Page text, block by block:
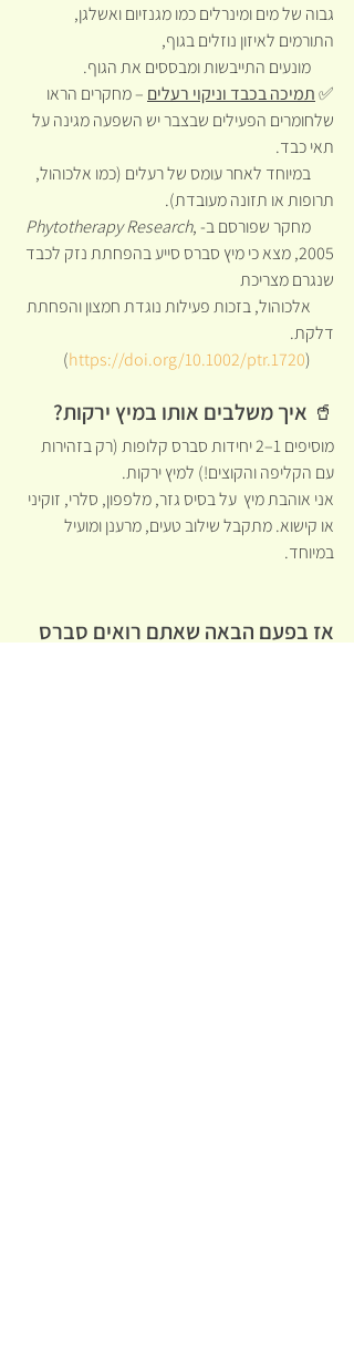
גבוה של מים ומינרלים כמו מגנזיום ואשלגן,
התורמים לאיזון נוזלים בגוף,
✅ תמיכה בכבד וניקוי רעלים – מחקרים הראו
שלחומרים הפעילים שבצבר יש השפעה מגינה על
תאי כבד.
       במיוחד לאחר עומס של רעלים (כמו אלכוהול,
תרופות או תזונה מעובדת).
Phytotherapy Research,
2005, מצא כי מיץ סברס סייע בהפחתת נזק לכבד
שנגרם מצריכת
       אלכוהול, בזכות פעילות נוגדת חמצון והפחתת
דלקת.
https://doi.org/10.1002/ptr.1720
)
🥤 איך משלבים אותו במיץ ירקות?
מוסיפים 1–2 יחידות סברס קלופות (רק בזהירות
עם הקליפה והקוצים!) למיץ ירקות.
אני אוהבת מיץ  על בסיס גזר, מלפפון, סלרי, זוקיני
או קישוא. מתקבל שילוב טעים, מרענן ומועיל
במיוחד.
אז בפעם הבאה שאתם רואים סברס